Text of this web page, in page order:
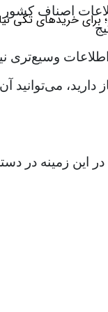
اصناف
وسیع‌تری
می‌توانید
در این
برای خریدهای تکی